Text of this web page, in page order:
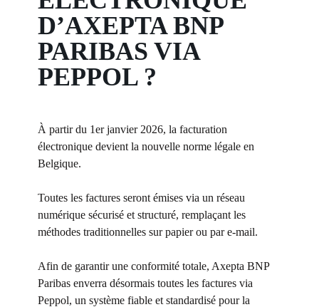
D’AXEPTA BNP
PARIBAS VIA
PEPPOL ?
À partir du 1er janvier 2026, la facturation
électronique devient la nouvelle norme légale en
Belgique.
Toutes les factures seront émises via un réseau
numérique sécurisé et structuré, remplaçant les
méthodes traditionnelles sur papier ou par e-mail.
Afin de garantir une conformité totale, Axepta BNP
Paribas enverra désormais toutes les factures via
Peppol, un système fiable et standardisé pour la